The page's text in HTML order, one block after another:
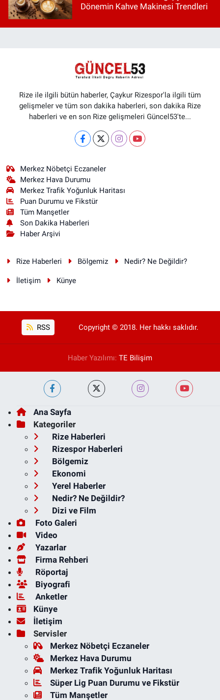
Dönemin Kahve Makinesi Trendleri
Rize ile ilgili bütün haberler, Çaykur Rizespor'la ilgili tüm
gelişmeler ve tüm son dakika haberleri, son dakika Rize
haberleri ve en son Rize gelişmeleri Güncel53'te...
Merkez Nöbetçi Eczaneler
Merkez Hava Durumu
Merkez Trafik Yoğunluk Haritası
Puan Durumu ve Fikstür
Tüm Manşetler
Son Dakika Haberleri
Haber Arşivi
Rize Haberleri Bölgemiz Nedir? Ne Değildir?
İletişim Künye
RSS Copyright © 2018. Her hakkı saklıdır.
Haber Yazılımı: TE Bilişim
Ana Sayfa
Kategoriler
Rize Haberleri
Rizespor Haberleri
Bölgemiz
Ekonomi
Yerel Haberler
Nedir? Ne Değildir?
Dizi ve Film
Foto Galeri
Video
Yazarlar
Firma Rehberi
Röportaj
Biyografi
Anketler
Künye
İletişim
Servisler
Merkez Nöbetçi Eczaneler
Merkez Hava Durumu
Merkez Trafik Yoğunluk Haritası
Süper Lig Puan Durumu ve Fikstür
Tüm Manşetler